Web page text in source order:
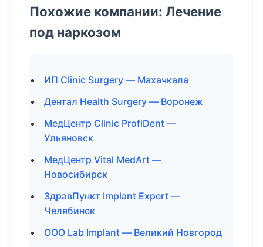
Похожие компании: Лечение
под наркозом
ИП Clinic Surgery — Махачкала
Дентал Health Surgery — Воронеж
МедЦентр Clinic ProfiDent —
Ульяновск
МедЦентр Vital MedArt —
Новосибирск
ЗдравПункт Implant Expert —
Челябинск
ООО Lab Implant — Великий Новгород